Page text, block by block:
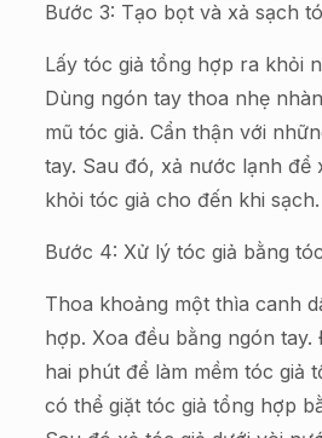
Bước 3: Tạo bọt và xả sạch
Lấy tóc giả tổng hợp ra khỏi
Dùng ngón tay thoa nhẹ
mũ tóc giả. Cẩn thận với
tay. Sau đó, xả nước lạnh để
khỏi tóc giả cho đến khi sạch.
Bước 4: Xử lý tóc giả bằng
Thoa khoảng một thìa canh
hợp. Xoa đều bằng ngón
hai phút để làm mềm tóc giả
có thể giặt tóc giả tổng hợp